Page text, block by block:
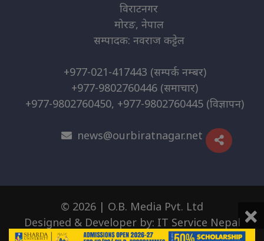
विराटनगर
मोरङ, नेपाल
सम्पादक: नवराज कट्टेल
+977-021-417443 (सम्पर्क नम्बर)
+977-9802760446 (समाचार)
+977-9802760450, +977-9802760445 (विज्ञापन)
news@ourbiratnagar.net
© 2026 | O.B. Media Pvt. Ltd
Designed & Developer by: IT Service Nepal ×